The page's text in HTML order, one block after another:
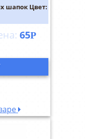
шапок Цвет:
65Р